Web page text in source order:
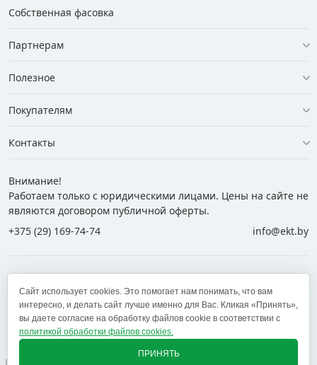
Собственная фасовка
Партнерам
Полезное
Покупателям
Контакты
Внимание!
Работаем только с юридическими лицами. Цены на сайте не
являются договором публичной оферты.
+375 (29) 169-74-74
info@ekt.by
+375 (17) 269-74-74
zakaz@ekt.by
Оставить отзыв
Сайт использует cookies. Это помогает нам понимать, что вам
интересно, и делать сайт лучше именно для Вас. Кликая «Принять»,
вы даете согласие на обработку файлов cookie в соответствии с
политикой обработки файлов cookies.
ПРИНЯТЬ